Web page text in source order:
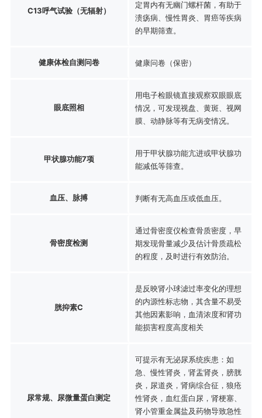
C13呼气试验（无辐射）
定胃内有无幽门螺杆菌，有助于
溃疡病、慢性胃炎、胃癌等疾病
的早期筛查。
健康体检自测问卷 健康问卷（保密）
眼底照相
用电子检眼镜直接观察双眼眼底
情况，可发现视盘、黄斑、视网
膜、动静脉等有无病变情况。
甲状腺功能7项
用于甲状腺功能亢进或甲状腺功
能减低等筛查。
血压、脉搏 判断有无高血压或低血压。
骨密度检测
通过骨密度仪检查骨质密度，早
期发现骨量减少及估计骨质疏松
的程度，及时进行有效防治。
胱抑素C
是反映肾小球滤过率变化的理想
的内源性标志物，其含量不易受
其他因素影响，血清浓度和肾功
能损害程度高度相关
尿常规、尿微量蛋白测定
可提示有无泌尿系统疾患：如
急、慢性肾炎，肾盂肾炎，膀胱
炎，尿道炎，肾病综合征，狼疮
性肾炎，血红蛋白尿，肾梗塞、
肾小管重金属盐及药物导致急性